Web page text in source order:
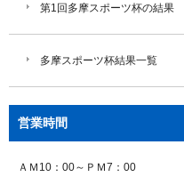
第1回多摩スポーツ杯の結果
多摩スポーツ杯結果一覧
営業時間
ＡＭ10：00～ＰＭ7：00